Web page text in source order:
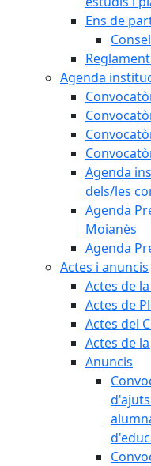
Ens de
Agenda
Agenda
dels/les
Agenda
Moianès
Agenda
Actes i anuncis
Actes de
Actes de
Actes del
Actes de
Anuncis